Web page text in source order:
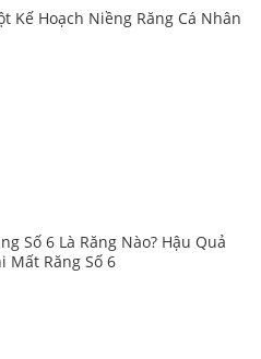
Kế Hoạch Niềng Răng Cá Nhân
Số 6 Là Răng Nào? Hậu Quả
Mất Răng Số 6